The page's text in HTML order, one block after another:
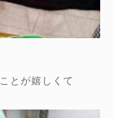
とが嬉しくて